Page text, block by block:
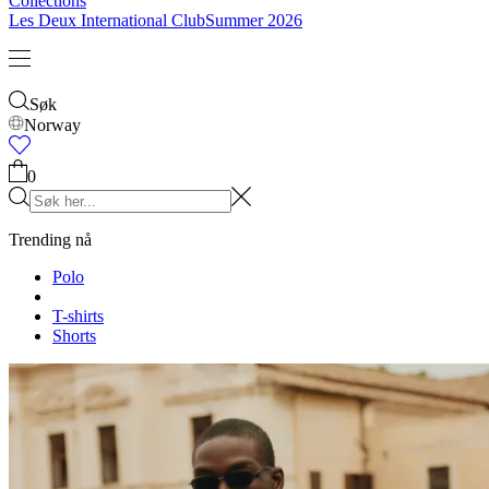
Les Deux International ClubSummer 2026
Søk
Norway
Trending nå
Polo
T-shirts
Shorts
T-SHIRTS
JAKKER